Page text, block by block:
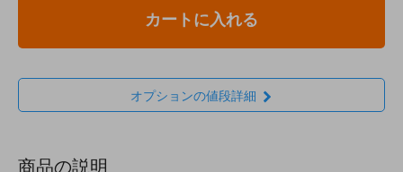
カートに入れる
オプションの値段詳細
商品の説明